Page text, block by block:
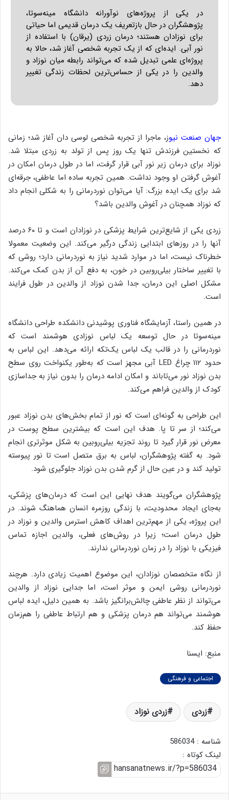
در یکی از پروژه‌های نوآورانه دانشگاه مینه‌سوتا،
پژوهشگران در حال بازتعریف یک درمان قدیمی اما حیاتی
برای نوزادان هستند؛ درمان زردی (یرقان) با استفاده از
نور آبی. ایده‌ای که از یک تجربه شخصی آغاز شد، حالا به
پروژه‌ای علمی تبدیل شده که می‌تواند رابطه میان نوزاد و
والدین را در یکی از حساس‌ترین لحظات زندگی تغییر
دهد.
جهان صنعت نیوز، ماجرا از تجربه شخصی لوسی دان آغاز شد؛ زمانی
که نخستین فرزندش تنها یک روز پس از تولد به زردی مبتلا شد.
نوزاد برای درمان زیر نور آبی قرار گرفت، اما در طول درمان امکان در
آغوش گرفتن او وجود نداشت. همین تجربه ساده اما عاطفی، جرقه‌ای
شد برای یک ایده بزرگ: آیا می‌توان نوردرمانی را به شکلی انجام داد
که نوزاد همچنان در آغوش والدین باشد؟
زردی یکی از شایع‌ترین شرایط پزشکی در نوزادان است و تا ۶۰ درصد
آنها را در روزهای ابتدایی زندگی درگیر می‌کند. این وضعیت معمولا
خطرناک نیست، اما در موارد شدید نیاز به نوردرمانی دارد؛ روشی که
با تغییر ساختار بیلی‌روبین در خون، به دفع آن از بدن کمک می‌کند.
مشکل اصلی این درمان، جدا شدن نوزاد از والدین در طول فرایند
است.
در همین راستا، آزمایشگاه فناوری پوشیدنی دانشکده طراحی دانشگاه
مینه‌سوتا در حال توسعه یک لباس نوزادی هوشمند است که
نوردرمانی را در قالب یک لباس یک‌تکه ارائه می‌دهد. این لباس به
حدود ۱۱۲ چراغ LED آبی مجهز است که به‌طور یکنواخت روی سطح
بدن نوزاد نور می‌تاباند و امکان ادامه درمان را بدون نیاز به جداسازی
کودک از والدین فراهم می‌کند.
این طراحی به گونه‌ای است که نور از تمام بخش‌های بدن نوزاد عبور
می‌کند؛ از سر تا پا. هدف این است که بیشترین سطح پوست در
معرض نور قرار گیرد تا روند تجزیه بیلی‌روبین به شکل موثرتری انجام
شود. به گفته پژوهشگران، لباس به برق متصل است تا نور پیوسته
تولید کند و در عین حال از گرم شدن بدن نوزاد جلوگیری شود.
پژوهشگران می‌گویند هدف نهایی این است که درمان‌های پزشکی،
به‌جای ایجاد محدودیت، با زندگی روزمره انسان هماهنگ شوند. در
این پروژه، یکی از مهم‌ترین اهداف کاهش استرس والدین و نوزاد در
طول درمان است؛ زیرا در روش‌های فعلی، والدین اجازه تماس
فیزیکی با نوزاد را در زمان نوردرمانی ندارند.
از نگاه متخصصان نوزادان، این موضوع اهمیت زیادی دارد. هرچند
نوردرمانی روشی ایمن و موثر است، اما جدایی نوزاد از والدین
می‌تواند از نظر عاطفی چالش‌برانگیز باشد. به همین دلیل، ایده لباس
هوشمند می‌تواند هم درمان پزشکی و هم ارتباط عاطفی را هم‌زمان
حفظ کند.
منبع: ایسنا
اجتماعی و فرهنگی
زردی زردی نوزاد
شناسه : 586034
لینک کوتاه :